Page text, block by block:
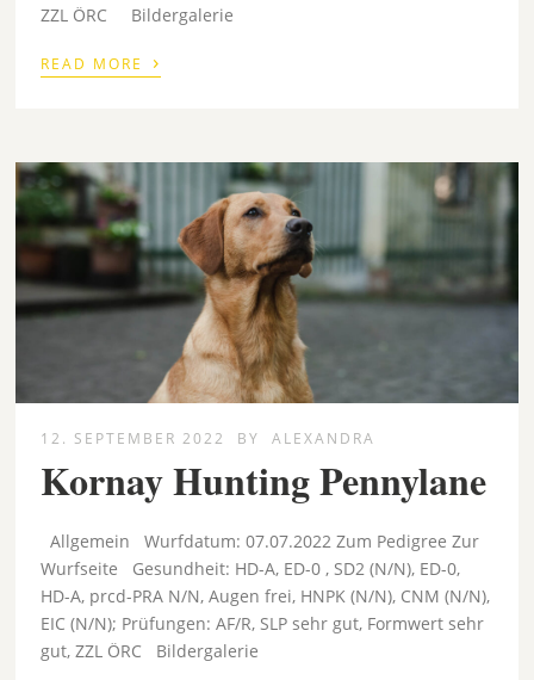
ZZL ÖRC Bildergalerie
READ MORE ›
12. SEPTEMBER 2022 BY ALEXANDRA
Kornay Hunting Pennylane
Allgemein Wurfdatum: 07.07.2022 Zum Pedigree Zur
Wurfseite Gesundheit: HD-A, ED-0 , SD2 (N/N), ED-0,
HD-A, prcd-PRA N/N, Augen frei, HNPK (N/N), CNM (N/N),
EIC (N/N); Prüfungen: AF/R, SLP sehr gut, Formwert sehr
gut, ZZL ÖRC Bildergalerie